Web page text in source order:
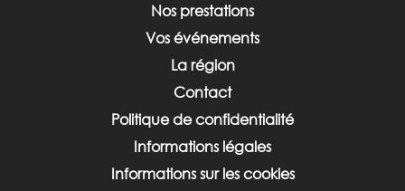
Nos prestations
Vos événements
La région
Contact
Politique de confidentialité
Informations légales
Informations sur les cookies